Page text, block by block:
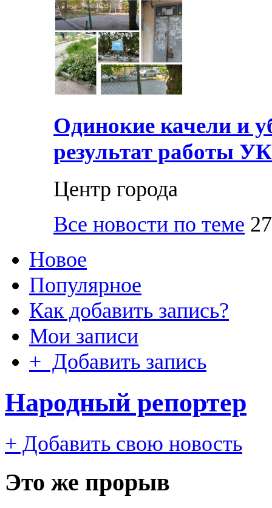
Одинокие качели и
результат работы
Центр города
Все новости по теме
Новое
Популярное
Как добавить запись?
Мои записи
+ Добавить запись
Народный репортер
+ Добавить свою новость
Это же прорыв